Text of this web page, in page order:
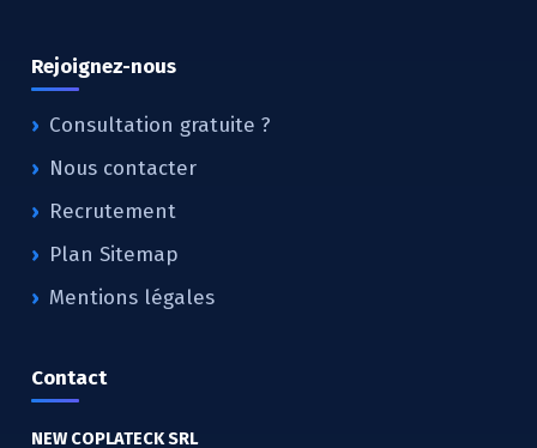
Rejoignez-nous
Consultation gratuite ?
Nous contacter
Recrutement
Plan Sitemap
Mentions légales
Contact
NEW COPLATECK SRL